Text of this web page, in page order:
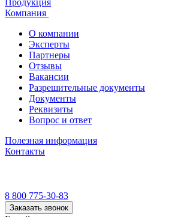
Продукция
Компания
О компании
Эксперты
Партнеры
Отзывы
Вакансии
Разрешительные документы
Документы
Реквизиты
Вопрос и ответ
Полезная информация
Контакты
8 800 775-30-83
Заказать звонок